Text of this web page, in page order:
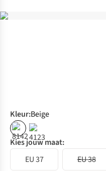
Kleur:Beige
Kies jouw maat:
EU 37
EU 38